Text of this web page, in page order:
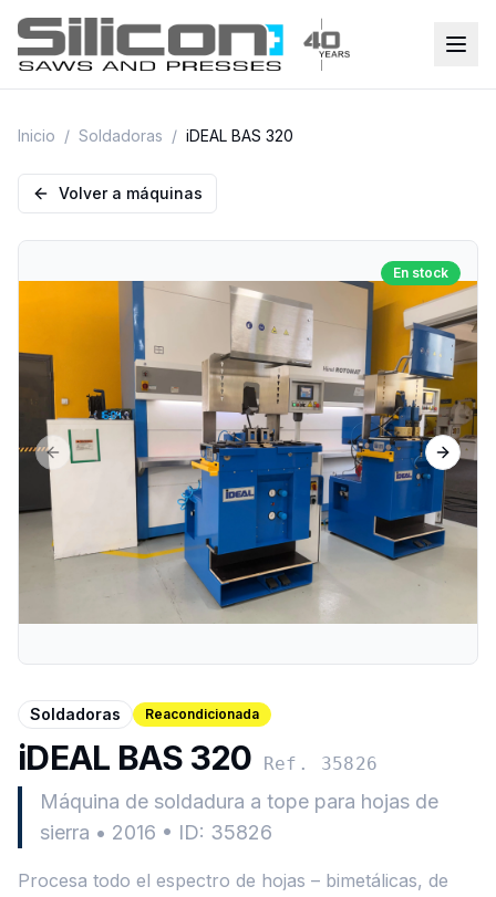
Inicio / Soldadoras / iDEAL BAS 320
Volver a máquinas
Previous slide Next
En stock
Soldadoras Reacondicionada
iDEAL BAS 320 Ref. 35826
Máquina de soldadura a tope para hojas de
sierra • 2016 • ID: 35826
Procesa todo el espectro de hojas – bimetálicas, de